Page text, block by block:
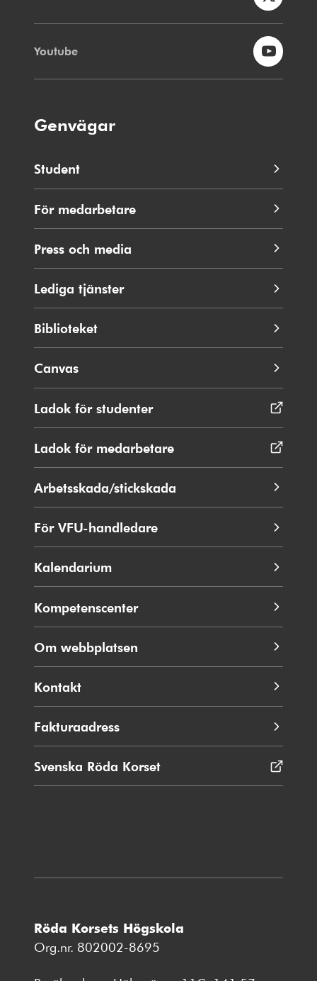
Youtube
Genvägar
Student
För medarbetare
Press och media
Lediga tjänster
Biblioteket
Canvas
Ladok för studenterÖppnas
i
fönster
Ladok för medarbetare
i
fönster
Arbetsskada/stickskada
För VFU-handledare
Kalendarium
Kompetenscenter
Om webbplatsen
Kontakt
Fakturaadress
Svenska Röda Korset
i
Röda Korsets Högskola
Org.nr. 802002-8695